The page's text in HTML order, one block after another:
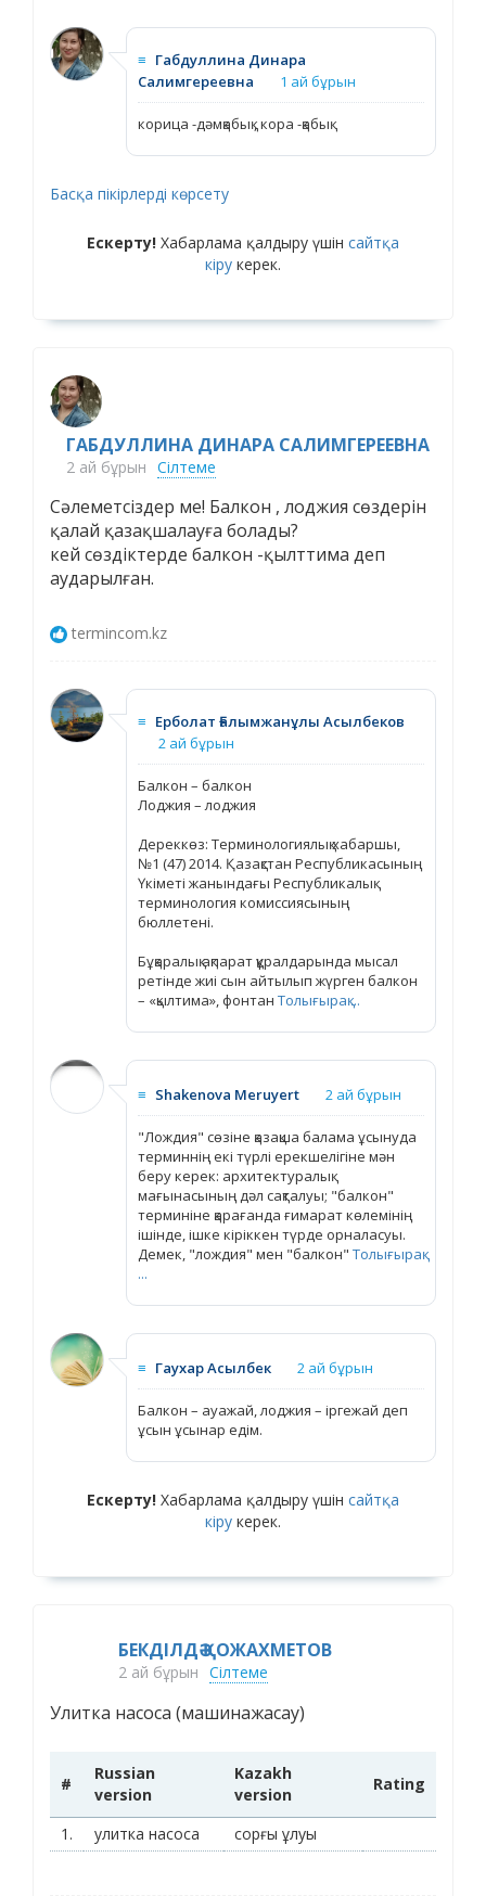
≡ Габдуллина Динара
Салимгереевна
1 ай бұрын
корица -дәмқабық , кора -қабық
Басқа пікірлерді көрсету
Ескерту! Хабарлама қалдыру үшін сайтқа
кіру керек.
ГАБДУЛЛИНА ДИНАРА САЛИМГЕРЕЕВНА
2 ай бұрын Сілтеме
Cәлеметсіздер ме! Балкон , лоджия сөздерін
қалай қазақшалауға болады?
кей сөздіктерде балкон -қылттима деп
аударылған.
termincom.kz
≡ Ерболат Ғалымжанұлы Асылбеков
2 ай бұрын
Балкон – балкон
Лоджия – лоджия
Дереккөз: Терминологиялық хабаршы,
№1 (47) 2014. Қазақстан Республикасының
Үкіметі жанындағы Республикалық
терминология комиссиясының
бюллетені.
Бұқаралық ақпарат құралдарында мысал
ретінде жиі сын айтылып жүрген балкон
– «қылтима», фонтан Толығырақ ...
≡ Shakenova Meruyert 2 ай бұрын
"Лождия" сөзіне қазақша балама ұсынуда
терминнің екі түрлі ерекшелігіне мән
беру керек: архитектуралық
мағынасының дәл сақталуы; "балкон"
терминіне қарағанда ғимарат көлемінің
ішінде, ішке кіріккен түрде орналасуы.
Демек, "лождия" мен "балкон" Толығырақ
...
≡ Гаухар Асылбек 2 ай бұрын
Балкон – ауажай, лоджия – іргежай деп
ұсын ұсынар едім.
Ескерту! Хабарлама қалдыру үшін сайтқа
кіру керек.
БЕКДІЛДӘ ҚОЖАХМЕТОВ
2 ай бұрын Сілтеме
Улитка насоса (машинажасау)
#
Russian
version
Kazakh
version
Rating
1. улитка насоса сорғы ұлуы